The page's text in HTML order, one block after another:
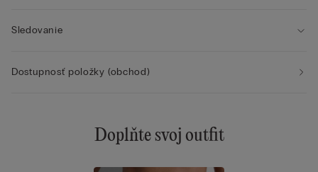
Sledovanie
Dostupnosť položky (obchod)
Doplňte svoj outfit